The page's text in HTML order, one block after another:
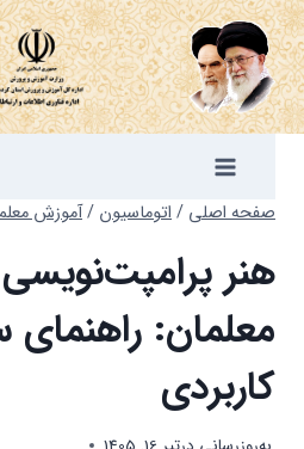
بازگشت
به
محتوا
صفحه اصلی /اتوماسیون /آموزش
هنر
معلمان: راهنمای
کاربردی